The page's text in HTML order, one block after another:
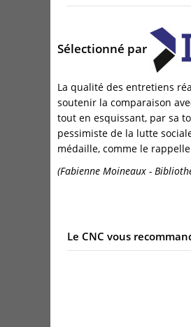
Sélectionné par
La qualité des entretiens
soutenir la comparaison
tout en esquissant, par sa
pessimiste de la lutte
médaille, comme le
(Fabienne Moineaux -
Le CNC vous